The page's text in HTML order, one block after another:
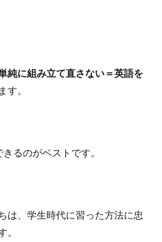
純に組み立て直さない＝英語を
す。
るのがベストです。
は、学生時代に習った方法に忠
。